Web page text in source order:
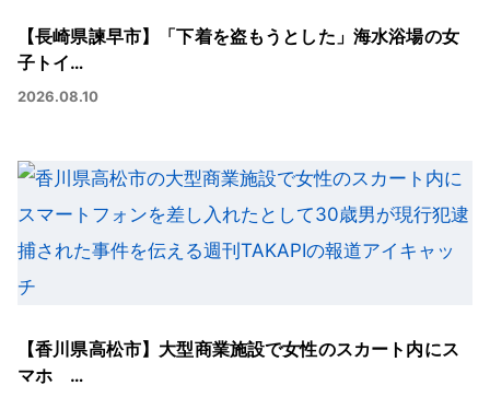
【長崎県諫早市】「下着を盗もうとした」海水浴場の女
子トイ…
2026.08.10
【香川県高松市】大型商業施設で女性のスカート内にス
マホ …